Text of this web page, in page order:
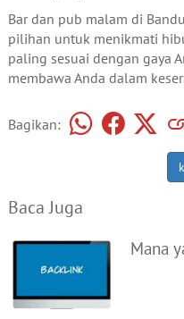
Bar dan pub malam di
pilihan untuk menikmati
paling sesuai dengan gaya
membawa Anda dalam
Bagikan:
Baca Juga
Mana